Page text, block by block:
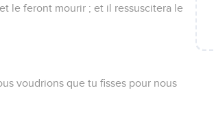
le feront mourir ; et il ressuscitera le
voudrions que tu fisses pour nous